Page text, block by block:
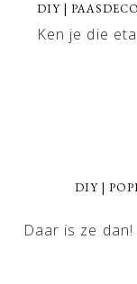
DIY |
Ken je die
DIY |
Daar is ze